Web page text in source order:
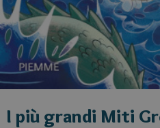
I più grandi Miti